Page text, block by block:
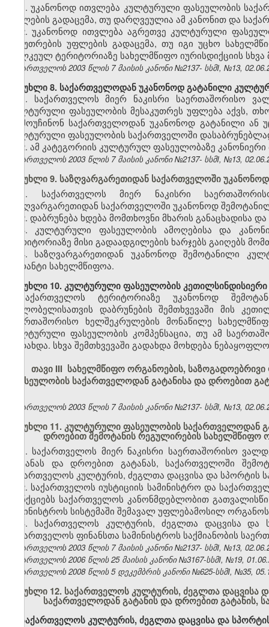
1. უკანონოდ ითვლება კულტურული ფასეულობის
უფლების გადაცემა, თუ დარღვეულია ამ კანონით და
2. უკანონოდ ითვლება აგრეთვე კულტურული
საკუთრების უფლების გადაცემა, თუ იგი უცხო
ცალკეულ ტერიტორიაზე სახელმწიფო იურისდიქციის
საქართველოს 2003 წლის 7 მაისის კანონი №2137- სსმI, №13,
მუხლი 8. საქართველოდან უკანონოდ გატანილი
1. საქართველოს მიერ ნაკისრი საერთაშორისო
კულტურული ფასეულობის მესაკუთრეს უფლება აქვს,
აღმოუჩინონ საქართველოდან უკანონოდ გატანილი
კულტურული ფასეულობის საქართველოში
2. ამ კატეგორიის კულტურულ ფასეულობაზე
საქართველოს 2003 წლის 7 მაისის კანონი №2137- სსმI, №13,
მუხლი 9. საზღვარგარეთიდან საქართველოში
1. საქართველოს მიერ ნაკისრი
საზღვარგარეთიდან საქართველოში უკანონოდ
2. დაბრუნება ხდება მომთხოვნი მხარის განაცხადისა
3. კულტურული ფასეულობის ამოღებისა და
ტერიტორიაზე მისი გადაადგილების ხარჯებს გაიღებს
4. საზღვარგარეთიდან უკანონოდ შემოტანილი
გარანტი სახელმწიფოა.
მუხლი 10. კულტურული ფასეულობის კეთილსინდისიერი
საქართველოს ტერიტორიაზე უკანონოდ
მფლობელისათვის დაბრუნების შემთხვევაში მის
საერთაშორისო ხელშეკრულების მონაწილე
კულტურული ფასეულობის კომპენსაცია, თუ ამ
გადახდა. სხვა შემთხვევაში გადახდა მოხდება
თავი III სახელმწიფო ორგანოების, საზოგადოებრივი
ფასეულობის საქართველოდან გატანისა და დროებით
საქართველოს 2003 წლის 7 მაისის კანონი №2137- სსმI, №13,
მუხლი 11. კულტურული ფასეულობის საქართველოდან
დროებით შემოტანის რეგულირების სახელმწიფო
1. საქართველოს მიერ ნაკისრი საერთაშორისო
გატანას და დროებით გატანას, საქართველოში
საქართველოს კულტურის, ძეგლთა დაცვისა და სპორტის
2. საქართველოს იუსტიციის სამინისტრო და
ფუნქციებს საქართველოს კანონმდებლობით
სამინისტროს სისტემაში შემავალ უფლებამოსილ
3. საქართველოს კულტურის, ძეგლთა დაცვისა და
საქართველოს ფინანსთა სამინისტროს საქმიანობის
საქართველოს 2003 წლის 7 მაისის კანონი №2137- სსმI, №13,
საქართველოს 2006 წლის 25 მაისის კანონი №3167-სსმI, №19,
საქართველოს 2008 წლის 5 დეკემბრის კანონი №625-სსმI, №35,
მუხლი 12. საქართველოს კულტურის, ძეგლთა დაცვისა
საქართველოდან გატანის და დროებით გატანის,
საქართველოს კულტურის, ძეგლთა დაცვისა და